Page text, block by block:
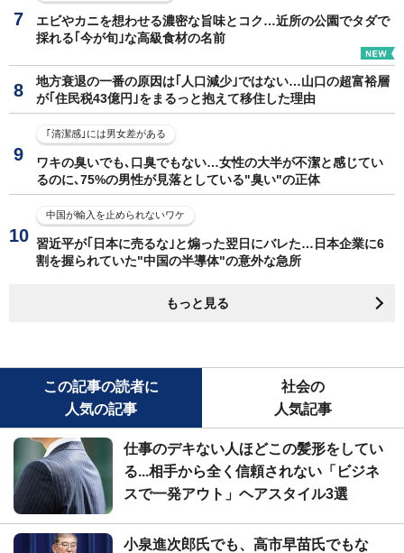
エビやカニを想わせる濃密な旨味とコク…近所の公園でタダで
採れる｢今が旬｣な高級食材の名前
地方衰退の一番の原因は｢人口減少｣ではない…山口の超富裕層
が｢住民税43億円｣をまるっと抱えて移住した理由
｢清潔感｣には男女差がある
ワキの臭いでも､口臭でもない…女性の大半が不潔と感じてい
るのに､75%の男性が見落としている"臭い"の正体
中国が輸入を止められないワケ
習近平が｢日本に売るな｣と煽った翌日にバレた…日本企業に6
割を握られていた"中国の半導体"の意外な急所
もっと見る
この記事の読者に
人気の記事
社会の
人気記事
仕事のデキない人ほどこの髪形をしてい
る...相手から全く信頼されない「ビジネ
スで一発アウト」ヘアスタイル3選
小泉進次郎氏でも、高市早苗氏でもな